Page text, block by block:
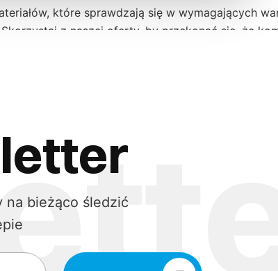
które sprawdzają się w wymagających
z naszej oferty, by przekonać się, że
Dzięki odpowiednio dobranym materiałom
dla osób pracujących w wymagających
wszelkim wyzwaniom. Ich konstrukcja
na bieżąco śledzić